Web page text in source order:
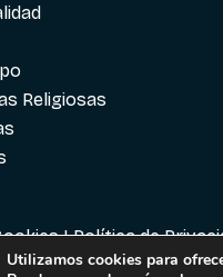
Religiosas
|Política de
Utilizamos cookies para